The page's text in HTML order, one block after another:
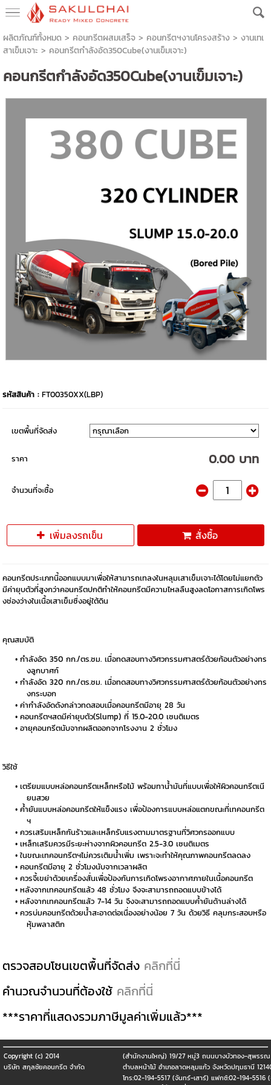
ผลิตภัณฑ์ทั้งหมด > คอนกรีตผสมเสร็จ> คอนกรีตฯงานโครงสร้าง> งานเทเ
สาเข็มเจาะ > คอนกรีตกำลังอัด350Cube(งานเข็มเจาะ)
คอนกรีตกำลังอัด350Cube(งานเข็มเจาะ)
รหัสสินค้า :FT00350XX(LBP)
เขตพื้นที่จัดส่ง
ราคา 0.00 บาท
จำนวนที่จะซื้อ
เพิ่มลงรถเข็น สั่งซื้อ
คอนกรีตประเภทนี้ออกแบบมาเพื่อให้สามารถเทลงในหลุมเสาเข็มเจาะได้โดยไม่แยกตัว
มีค่ายุบตัวที่สูงกว่าคอนกรีตปกติทำให้คอนกรีตมีความไหลลืนสูงลดโอกาสการเกิดโพร
งช่องว่างในเนื้อเสาเข็มซึ่งอยู่ใต้ดิน
คุณสมบัติ
กำลังอัด 350 กก./ตร.ซม. เมื่อทดสอบทางวิศวกรรมศาสตร์ด้วยก้อนตัวอย่างทร
งลูกบาศก์
กำลังอัด 320 กก./ตร.ซม. เมื่อทดสอบทางวิศวกรรมศาสตร์ด้วยก้อนตัวอย่างทร
งกระบอก
ค่ากำลังอัดดังกล่าวทดสอบเมื่อคอนกรีตมีอายุ 28 วัน
คอนกรีตฯสดมีค่ายุบตัว(Slump) ที่ 15.0-20.0 เซนติเมตร
อายุคอนกรีตนับจากผลิตออกจากโรงงาน 2 ชั่วโมง
วิธีใช้
เตรียมแบบหล่อคอนกรีตเหล็กหรือไม้ พร้อมทาน้ำมันที่แบบเพื่อให้ผิวคอนกรีตเนี
ยนสวย
ค้ำยันแบบหล่อคอนกรีตให้แข็งแรง เพื่อป้องการแบบหล่อแตกขณะที่เทคอนกรีต
ฯ
ควรเสริมเหล็กกันร้าวและเหล็กรับแรงตามมาตรฐานที่วิศวกรออกแบบ
เหล็กเสริมควรมีระยะห่างจากผิวคอนกรีต 2.5-3.0 เซนติเมตร
ในขณะเทคอนกรีตฯไม่ควรเติมน้ำเพิ่ม เพราะจะทำให้คุณภาพคอนกรีตลดลง
คอนกรีตมีอายุ 2 ชั่วโมงนับจากเวลาผลิต
ควรจี้เขย่าด้วยเครื่องสั่นเพื่อป้องกันการเกิดโพรงอากาศภายในเนื้อคอนกรีต
หลังจากเทคอนกรีตแล้ว 48 ชั่วโมง จึงจะสามารถถอดแบบข้างได้
หลังจากเทคอนกรีตแล้ว 7-14 วัน จึงจะสามารถถอดแบบค้ำยันด้านล่างได้
ควรบ่มคอนกรีตด้วยน้ำสะอาดต่อเนื่องอย่างน้อย 7 วัน ด้วยวิธี คลุมกระสอบหรือ
หุ้มพลาสติก
ตรวจสอบโซนเขตพื้นที่จัดส่ง คลิกที่นี่
คำนวณจำนวนที่ต้องใช้ คลิกที่นี่
***ราคาที่แสดงรวมภาษีมูลค่าเพิ่มแล้ว***
Copyright (c) 2014
(สำนักงานใหญ่) 19/27 หมู่3 ถนนบางบัวทอง-สุพรร
บริษัท สกุลชัยคอนกรีต จำกัด
ตำบลหน้าไม้ อำเภอลาดหลุมแก้ว จังหวัดปทุมธานี
โทร:02-194-5517 (จันทร์-เสาร์) แฟกซ์:02-194-